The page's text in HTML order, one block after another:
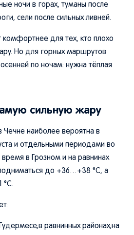
ночи в горах, туманы после
сели после сильных ливней.
комфортнее для тех, кто плохо
Но для горных маршрутов
по ночам: нужна тёплая
сильную жару
Чечне наиболее вероятна в
и отдельными периодами во
в Грозном и на равнинах
до +36…+38 °C, а
равнинных районах;на